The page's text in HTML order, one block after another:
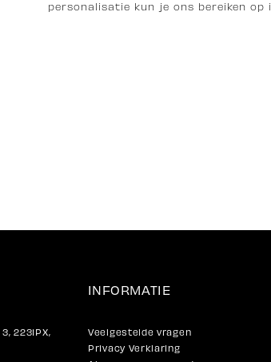
personalisatie kun je ons bereiken op i
2231PX,
INFORMATIE
Veelgestelde vragen
Privacy Verklaring